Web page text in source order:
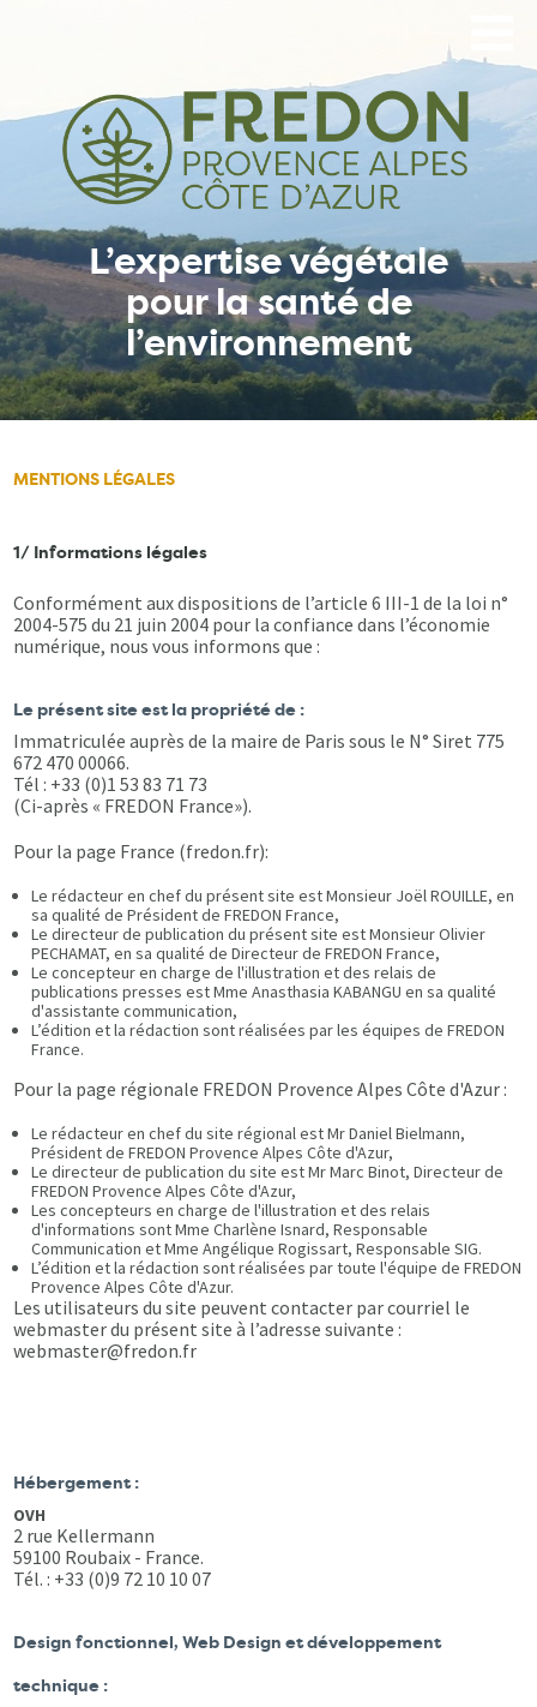
L’expertise végétale
pour la santé de
l’environnement
MENTIONS LÉGALES
1/ Informations légales
Conformément aux dispositions de l’article 6 III-1 de la loi n°
2004-575 du 21 juin 2004 pour la confiance dans l’économie
numérique, nous vous informons que :
Le présent site est la propriété de :
Immatriculée auprès de la maire de Paris sous le N° Siret 775
672 470 00066.
Tél : +33 (0)1 53 83 71 73
(Ci-après « FREDON France»).
Pour la page France (fredon.fr):
Le rédacteur en chef du présent site est Monsieur Joël ROUILLE, en
sa qualité de Président de FREDON France,
Le directeur de publication du présent site est Monsieur Olivier
PECHAMAT, en sa qualité de Directeur de FREDON France,
Le concepteur en charge de l'illustration et des relais de
publications presses est Mme Anasthasia KABANGU en sa qualité
d'assistante communication,
L’édition et la rédaction sont réalisées par les équipes de FREDON
France.
Pour la page régionale FREDON Provence Alpes Côte d'Azur :
Le rédacteur en chef du site régional est Mr Daniel Bielmann,
Président de FREDON Provence Alpes Côte d'Azur,
Le directeur de publication du site est Mr Marc Binot, Directeur de
FREDON Provence Alpes Côte d'Azur,
Les concepteurs en charge de l'illustration et des relais
d'informations sont Mme Charlène Isnard, Responsable
Communication et Mme Angélique Rogissart, Responsable SIG.
L’édition et la rédaction sont réalisées par toute l'équipe de FREDON
Provence Alpes Côte d'Azur.
Les utilisateurs du site peuvent contacter par courriel le
webmaster du présent site à l’adresse suivante :
webmaster@fredon.fr
Hébergement :
OVH
2 rue Kellermann
59100 Roubaix - France.
Tél. : +33 (0)9 72 10 10 07
Design fonctionnel, Web Design et développement
technique :